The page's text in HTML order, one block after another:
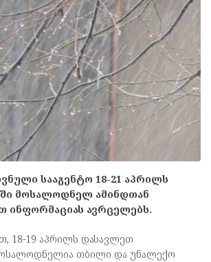
სააგენტო 18-21 აპრილს
მოსალოდნელ ამინდთან
ინფორმაციას ავრცელებს.
18-19 აპრილს დასავლეთ
თბილი და უნალექო